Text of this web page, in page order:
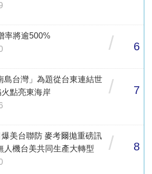
率將逾500%
/ 6
島台灣」為題從台東連結世
點亮東海岸
/ 7
美台聯防 麥考爾拋重磅訊
人機台美共同生產大轉型
/ 8